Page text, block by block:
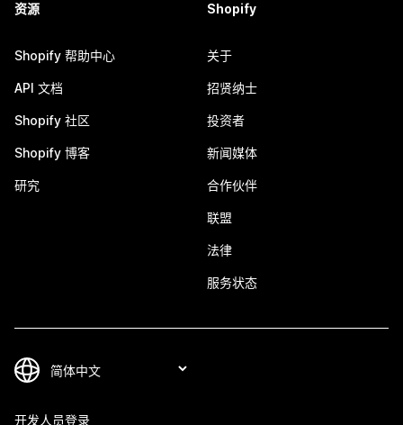
资源
Shopify 帮助中心
API 文档
Shopify 社区
Shopify 博客
研究
Shopify
关于
招贤纳士
投资者
新闻媒体
合作伙伴
联盟
法律
服务状态
开发人员登录